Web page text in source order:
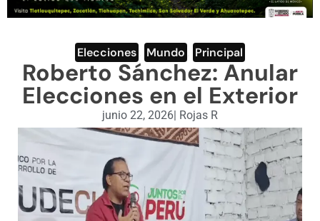
DEPORTES
ENGLISH SECTION
VIDEOS
Elecciones Mundo Principal
Roberto Sánchez: Anular
Elecciones en el Exterior
junio 22, 2026| Rojas R